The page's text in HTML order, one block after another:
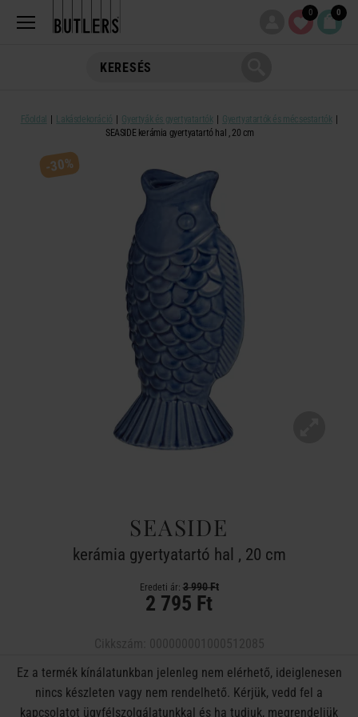
0 0
Főoldal Lakásdekoráció Gyertyák és gyertyatartók
Gyertyatartók és mécsestartók
SEASIDE kerámia gyertyatartó hal , 20 cm
-30%
SEASIDE
kerámia gyertyatartó hal , 20 cm
Eredeti ár:3 990 Ft
2 795 Ft
Ez a termék kínálatunkban jelenleg nem elérhető, ideiglenesen
nincs készleten vagy nem rendelhető. Kérjük, vedd fel a
kapcsolatot ügyfélszolgálatunkkal és ha tudjuk, megrendeljük